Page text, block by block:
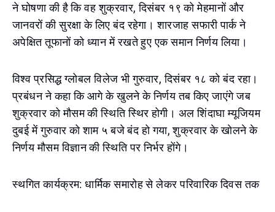
ने घोषणा की है कि वह शुक्रवार, दिसंबर १९ को मेहमानों और
जानवरों की सुरक्षा के लिए बंद रहेगा। शारजाह सफारी पार्क ने
अपेक्षित तूफानों को ध्यान में रखते हुए एक समान निर्णय लिया।
विश्व प्रसिद्ध ग्लोबल विलेज भी गुरुवार, दिसंबर १८ को बंद रहा।
प्रबंधन ने कहा कि आगे के खुलने के निर्णय तब किए जाएंगे जब
शुक्रवार को मौसम की स्थिति स्थिर होगी। अल शिंदाघा म्यूजियम
दुबई में गुरुवार को शाम ५ बजे बंद हो गया, शुक्रवार के खोलने के
निर्णय मौसम विज्ञान की स्थिति पर निर्भर होंगे।
स्थगित कार्यक्रम: धार्मिक समारोह से लेकर परिवारिक दिवस तक